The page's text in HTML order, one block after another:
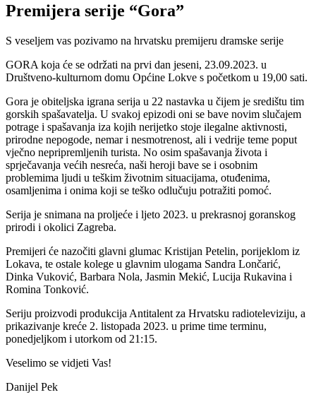
Premijera serije “Gora”
S veseljem vas pozivamo na hrvatsku premijeru dramske serije
GORA koja će se održati na prvi dan jeseni, 23.09.2023. u
Društveno-kulturnom domu Općine Lokve s početkom u 19,00 sati.
Gora je obiteljska igrana serija u 22 nastavka u čijem je središtu tim
gorskih spašavatelja. U svakoj epizodi oni se bave novim slučajem
potrage i spašavanja iza kojih nerijetko stoje ilegalne aktivnosti,
prirodne nepogode, nemar i nesmotrenost, ali i vedrije teme poput
vječno nepripremljenih turista. No osim spašavanja života i
sprječavanja većih nesreća, naši heroji bave se i osobnim
problemima ljudi u teškim životnim situacijama, otuđenima,
osamljenima i onima koji se teško odlučuju potražiti pomoć.
Serija je snimana na proljeće i ljeto 2023. u prekrasnoj goranskog
prirodi i okolici Zagreba.
Premijeri će nazočiti glavni glumac Kristijan Petelin, porijeklom iz
Lokava, te ostale kolege u glavnim ulogama Sandra Lončarić,
Dinka Vuković, Barbara Nola, Jasmin Mekić, Lucija Rukavina i
Romina Tonković.
Seriju proizvodi produkcija Antitalent za Hrvatsku radioteleviziju, a
prikazivanje kreće 2. listopada 2023. u prime time terminu,
ponedjeljkom i utorkom od 21:15.
Veselimo se vidjeti Vas!
Danijel Pek